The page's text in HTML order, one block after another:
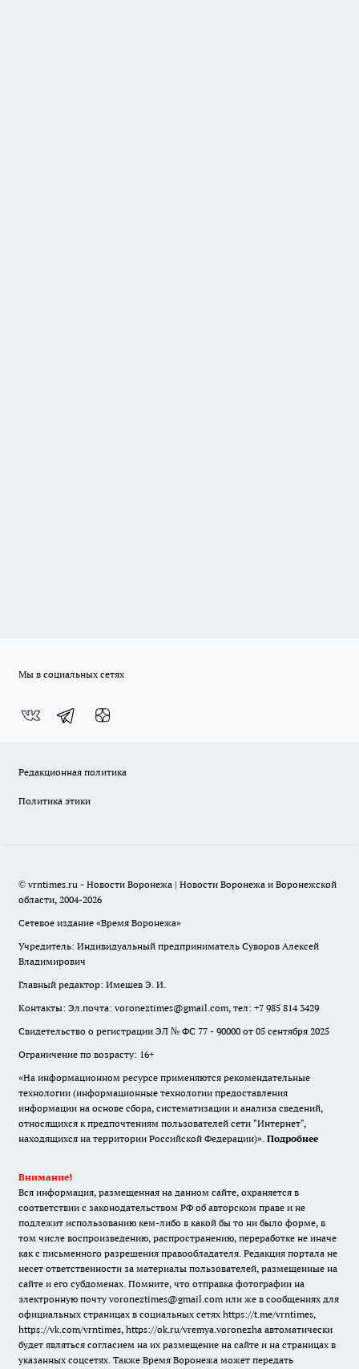
Мы в социальных сетях
Редакционная политика
Политика этики
© vrntimes.ru - Новости Воронежа | Новости Воронежа и Воронежской
области, 2004-2026
Сетевое издание «Время Воронежа»
Учредитель: Индивидуальный предприниматель Суворов Алексей
Владимирович
Главный редактор: Имешев Э. И.
Контакты: Эл.почта: voroneztimes@gmail.com, тел: +7 985 814 3429
Свидетельство о регистрации ЭЛ № ФС 77 - 90000 от 05 сентября 2025
Ограничение по возрасту: 16+
«На информационном ресурсе применяются рекомендательные
технологии (информационные технологии предоставления
информации на основе сбора, систематизации и анализа сведений,
относящихся к предпочтениям пользователей сети "Интернет",
находящихся на территории Российской Федерации)». Подробнее
Внимание!
Вся информация, размещенная на данном сайте, охраняется в
соответствии с законодательством РФ об авторском праве и не
подлежит использованию кем-либо в какой бы то ни было форме, в
том числе воспроизведению, распространению, переработке не иначе
как с письменного разрешения правообладателя. Редакция портала не
несет ответственности за материалы пользователей, размещенные на
сайте и его субдоменах. Помните, что отправка фотографии на
электронную почту voroneztimes@gmail.com или же в сообщениях для
официальных страницах в социальных сетях https://t.me/vrntimes,
https://vk.com/vrntimes, https://ok.ru/vremya.voronezha автоматически
будет являться согласием на их размещение на сайте и на страницах в
указанных соцсетях. Также Время Воронежа может передать